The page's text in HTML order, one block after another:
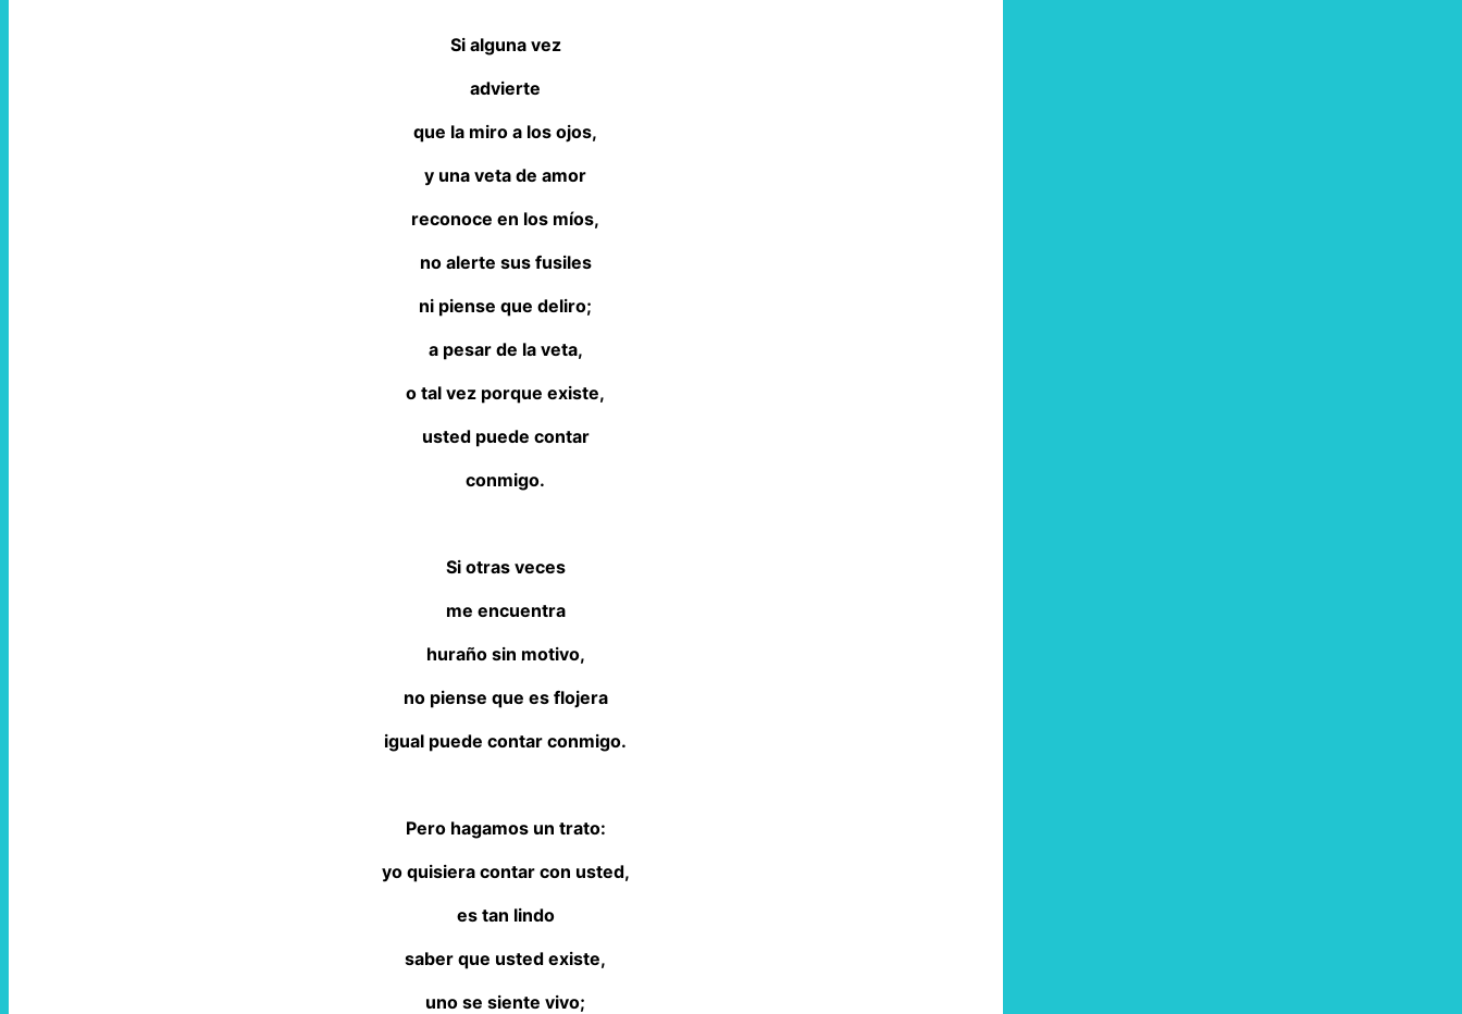
Si alguna vez
advierte
que la miro a los ojos,
y una veta de amor
reconoce en los míos,
no alerte sus fusiles
ni piense que deliro;
a pesar de la veta,
o tal vez porque existe,
usted puede contar
conmigo.
Si otras veces
me encuentra
huraño sin motivo,
no piense que es flojera
igual puede contar conmigo.
Pero hagamos un trato:
yo quisiera contar con usted,
es tan lindo
saber que usted existe,
uno se siente vivo;